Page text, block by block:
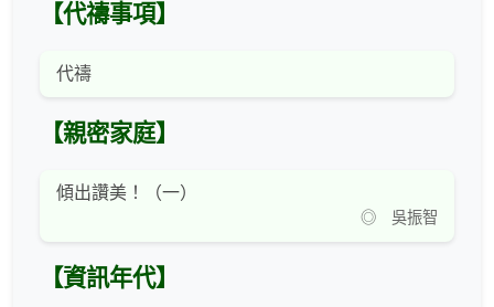
【代禱事項】
代禱
【親密家庭】
傾出讚美！（一）
◎ 吳振智
【資訊年代】